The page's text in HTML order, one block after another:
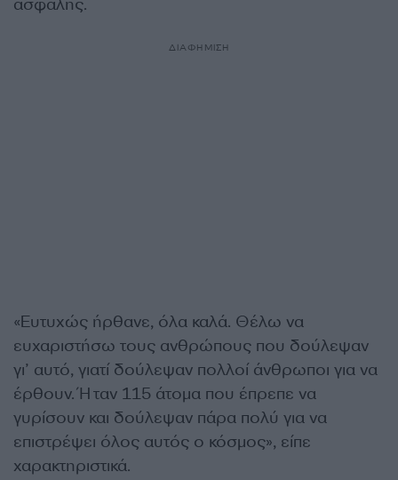
ασφαλής.
ΔΙΑΦΗΜΙΣΗ
«Ευτυχώς ήρθανε, όλα καλά. Θέλω να
ευχαριστήσω τους ανθρώπους που δούλεψαν
γι’ αυτό, γιατί δούλεψαν πολλοί άνθρωποι για να
έρθουν. Ήταν 115 άτομα που έπρεπε να
γυρίσουν και δούλεψαν πάρα πολύ για να
επιστρέψει όλος αυτός ο κόσμος», είπε
χαρακτηριστικά.